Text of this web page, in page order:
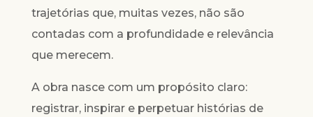
trajetórias que, muitas vezes, não são
contadas com a profundidade e relevância
que merecem.
A obra nasce com um propósito claro:
registrar, inspirar e perpetuar histórias de